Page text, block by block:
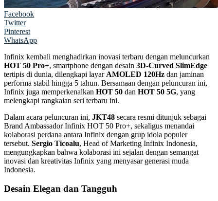
Facebook
Twitter
Pinterest
WhatsApp
Infinix kembali menghadirkan inovasi terbaru dengan meluncurkan
HOT 50 Pro+, smartphone dengan desain 3D-Curved SlimEdge
tertipis di dunia, dilengkapi layar AMOLED 120Hz dan jaminan
performa stabil hingga 5 tahun. Bersamaan dengan peluncuran ini,
Infinix juga memperkenalkan HOT 50 dan HOT 50 5G, yang
melengkapi rangkaian seri terbaru ini.
Dalam acara peluncuran ini, JKT48 secara resmi ditunjuk sebagai
Brand Ambassador Infinix HOT 50 Pro+, sekaligus menandai
kolaborasi perdana antara Infinix dengan grup idola populer
tersebut. Sergio Ticoalu, Head of Marketing Infinix Indonesia,
mengungkapkan bahwa kolaborasi ini sejalan dengan semangat
inovasi dan kreativitas Infinix yang menyasar generasi muda
Indonesia.
Desain Elegan dan Tangguh